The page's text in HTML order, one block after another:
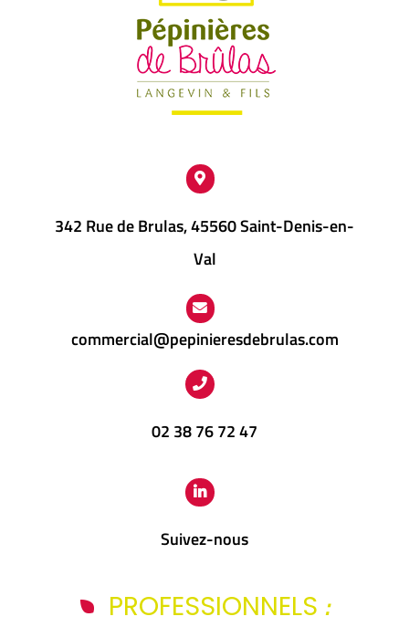
342 Rue de Brulas, 45560 Saint-Denis-en-
Val
commercial@pepinieresdebrulas.com
02 38 76 72 47
Suivez-nous
PROFESSIONNELS :